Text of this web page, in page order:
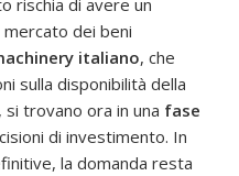
rischia di avere un
dei beni
italiano, che
sulla disponibilità della
si trovano ora in una fase
di investimento. In
la domanda resta